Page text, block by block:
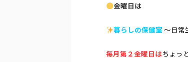
金曜日は
暮らしの保健室～日常
毎月第２金曜日はちょっ